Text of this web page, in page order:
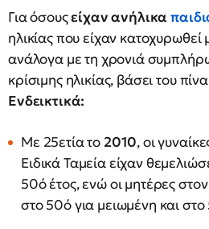
Για όσουςείχαν ανήλικα
ηλικίας που είχαν κατοχυρωθεί
ανάλογα με τη χρονιά
κρίσιμης ηλικίας, βάσει του
Ενδεικτικά:
Με 25ετία το 2010, οι
Ειδικά Ταμεία είχαν
50ό έτος, ενώ οι μητέρες στον
στο 50ό για μειωμένη και